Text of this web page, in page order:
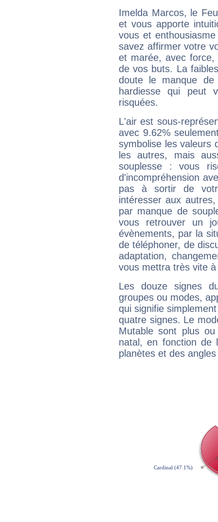
Imelda Marcos, le
et vous apporte
vous et
savez affirmer votre
et marée, avec
de vos buts. La
doute le manque
hardiesse qui peut
risquées.
L'air est sous-
avec 9.62%
symbolise les valeurs
les autres, mais
souplesse : vous
d'incompréhension
pas à sortir de
intéresser aux
par manque de
vous retrouver un
évènements, par la
de téléphoner, de
adaptation,
vous mettra très vite
Les douze signes
groupes ou modes,
qui signifie
quatre signes. Le
Mutable sont plus
natal, en fonction de
planètes et des